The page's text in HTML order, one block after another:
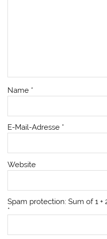
Name *
E-Mail-Adresse *
Website
Spam protection: Sum of 1 +
*